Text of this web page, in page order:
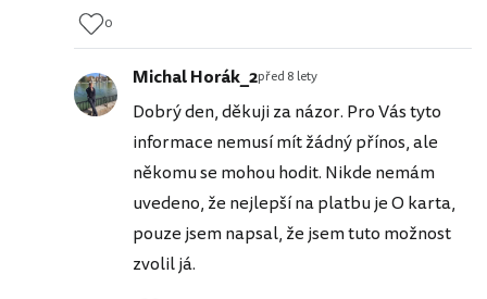
0
Michal Horák_2před 8 lety
Dobrý den, děkuji za názor. Pro Vás tyto
informace nemusí mít žádný přínos, ale
někomu se mohou hodit. Nikde nemám
uvedeno, že nejlepší na platbu je O karta,
pouze jsem napsal, že jsem tuto možnost
zvolil já.